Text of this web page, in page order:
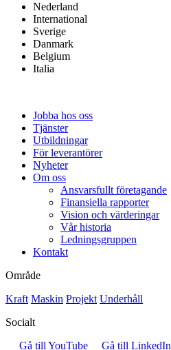
Nederland
International
Sverige
Danmark
Belgium
Italia
Jobba hos oss
Tjänster
Utbildningar
För leverantörer
Nyheter
Om oss
Ansvarsfullt företagande
Finansiella rapporter
Vision och värderingar
Vår historia
Ledningsgruppen
Kontakt
Område
Kraft Maskin Projekt Underhåll
Socialt
Gå till YouTube
Gå till LinkedIn